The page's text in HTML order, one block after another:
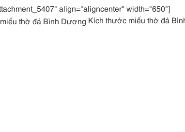
align="aligncenter" width="650"]
Kích thước miếu thờ đá